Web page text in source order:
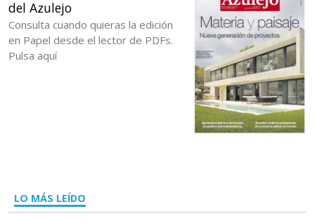
del Azulejo
Consulta cuando quieras la edición
en Papel desde el lector de PDFs.
Pulsa aquí
LO MÁS LEÍDO